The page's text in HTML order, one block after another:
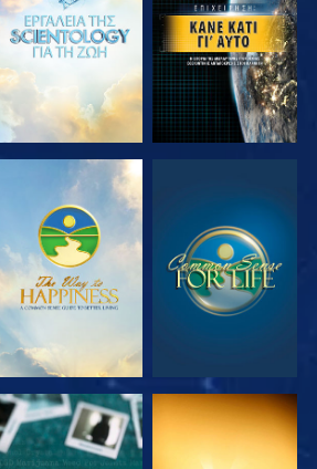
ΤΗ ΣΕΙΡΑ
ΠΑΡΑΚΟΛΟΥΘΗΣΤΕ ΠΑΡΑΚΟΛΟΥΘΗΣΤΕ
ΠΑΡΑΚΟΛΟΥΘΗΣΤΕ ΠΑΡΑΚΟΛΟΥΘΗΣΤΕ